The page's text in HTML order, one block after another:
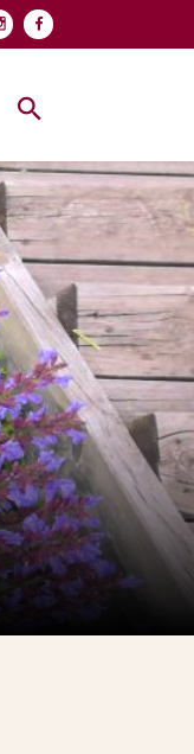
Topp
Hovedmeny